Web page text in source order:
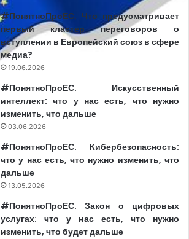
#ПонятноПроЕС. Что предусматривает
первый кластер переговоров о
вступлении в Европейский союз в сфере
медиа?
19.06.2026
#ПонятноПроЕС. Искусственный
интеллект: что у нас есть, что нужно
изменить, что дальше
03.06.2026
#ПонятноПроЕС. Кибербезопасность:
что у нас есть, что нужно изменить, что
дальше
13.05.2026
#ПонятноПроЕС. Закон о цифровых
услугах: что у нас есть, что нужно
изменить, что будет дальше